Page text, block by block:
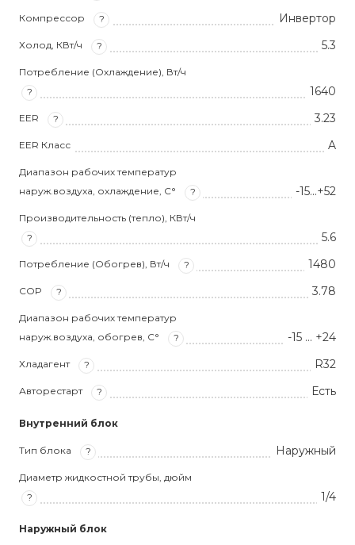
Компрессор ? Инвертор
Холод, КВт/ч ? 5.3
Потребление (Охлаждение), Вт/ч
?
1640
EER ? 3.23
EER Класс A
Диапазон рабочих температур
наруж.воздуха, охлаждение, С°
? -15...+52
Производительность (тепло), КВт/ч
?
5.6
Потребление (Обогрев), Вт/ч ? 1480
COP ? 3.78
Диапазон рабочих температур
наруж.воздуха, обогрев, С°
? -15 … +24
Хладагент ? R32
Авторестарт ? Есть
Внутренний блок
Тип блока ? Наружный
Диаметр жидкостной трубы, дюйм
?
1/4
Наружный блок